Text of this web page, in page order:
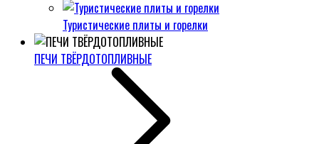
Туристические плиты и горелки
ПЕЧИ ТВЁРДОТОПЛИВНЫЕ